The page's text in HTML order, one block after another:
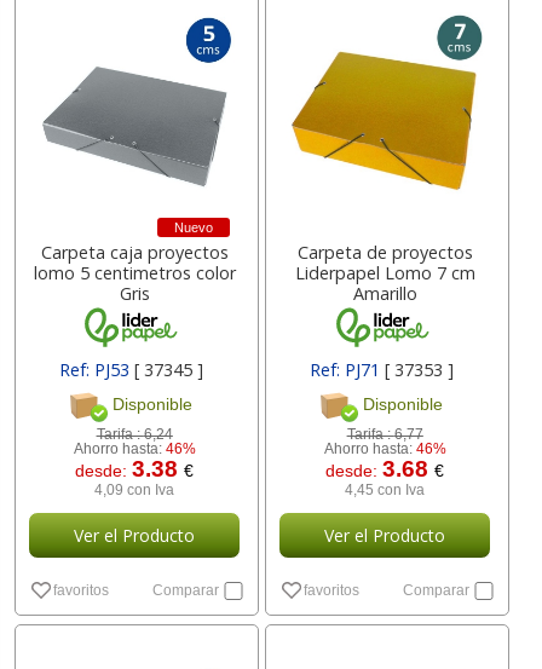
Nuevo
Carpeta caja proyectos
lomo 5 centimetros color
Gris
Ref: PJ53 [ 37345 ]
Disponible
Tarifa :6,24
Ahorro hasta: 46%
desde:3.38€
4,09 con Iva
Ver el Producto
favoritos Comparar
Carpeta de proyectos
Liderpapel Lomo 7 cm
Amarillo
Ref: PJ71 [ 37353 ]
Disponible
Tarifa :6,77
Ahorro hasta: 46%
desde:3.68€
4,45 con Iva
Ver el Producto
favoritos Comparar